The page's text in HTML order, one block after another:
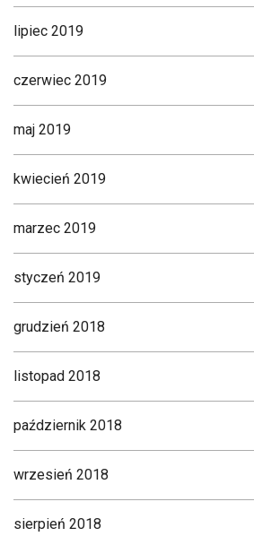
lipiec 2019
czerwiec 2019
maj 2019
kwiecień 2019
marzec 2019
styczeń 2019
grudzień 2018
listopad 2018
październik 2018
wrzesień 2018
sierpień 2018